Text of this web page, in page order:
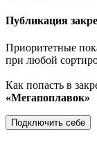
Публикация
Приоритетные
при любой
Как попасть в
«Мегапоплавок»
Подключить себе